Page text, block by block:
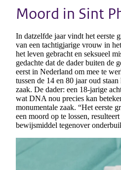
Moord in Sint
In datzelfde jaar vindt het eerste
van een tachtigjarige vrouw in
het leven gebracht en seksueel
gedachte dat de dader buiten de
eerst in Nederland om mee te
tussen de 14 en 80 jaar oud
zaak. De dader: een 18-jarige
wat DNA nou precies kan
monumentale zaak. “Het eerste
een moord op te lossen,
bewijsmiddel tegenover